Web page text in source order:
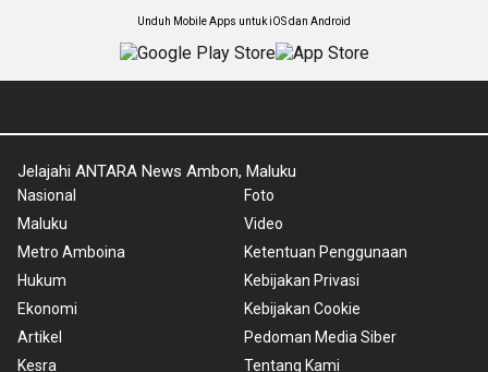
Unduh Mobile Apps untuk iOS dan Android
Jelajahi ANTARA News Ambon, Maluku
Nasional
Maluku
Metro Amboina
Hukum
Ekonomi
Artikel
Kesra
Foto
Video
Ketentuan Penggunaan
Kebijakan Privasi
Kebijakan Cookie
Pedoman Media Siber
Tentang Kami